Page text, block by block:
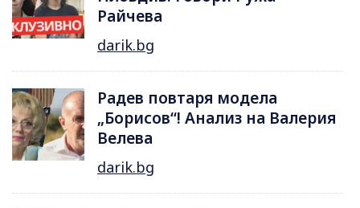
Райчева
darik.bg
Радев повтаря модела
„Борисов“! Анализ на Валерия
Велева
darik.bg